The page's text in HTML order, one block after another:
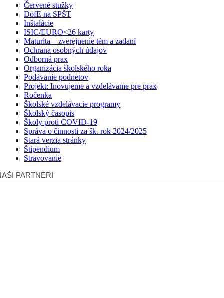
Červené stužky
DofE na SPŠT
Inštalácie
ISIC/EURO<26 karty
Maturita – zverejnenie tém a zadaní
Ochrana osobných údajov
Odborná prax
Organizácia školského roka
Podávanie podnetov
Projekt: Inovujeme a vzdelávame pre prax
Ročenka
Školské vzdelávacie programy
Školský časopis
Školy proti COVID-19
Správa o činnosti za šk. rok 2024/2025
Stará verzia stránky
Štipendium
Stravovanie